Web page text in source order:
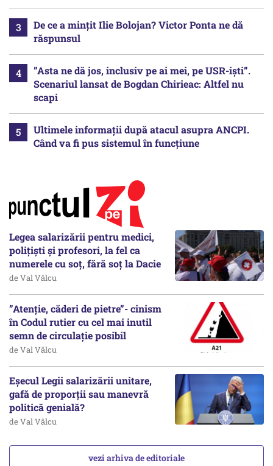
De ce a mințit Ilie Bolojan? Victor Ponta ne dă
răspunsul
”Asta ne dă jos, inclusiv pe ai mei, pe USR-iști”.
Scenariul lansat de Bogdan Chirieac: Altfel nu
scapi
Ultimele informații după atacul asupra ANCPI.
Când va fi pus sistemul în funcțiune
Legea salarizării pentru medici,
polițiști și profesori, la fel ca
numerele cu soț, fără soț la Dacie
de Val Vâlcu
”Atenție, căderi de pietre”- cinism
în Codul rutier cu cel mai inutil
semn de circulație posibil
de Val Vâlcu
Eșecul Legii salarizării unitare,
gafă de proporții sau manevră
politică genială?
de Val Vâlcu
vezi arhiva de editoriale